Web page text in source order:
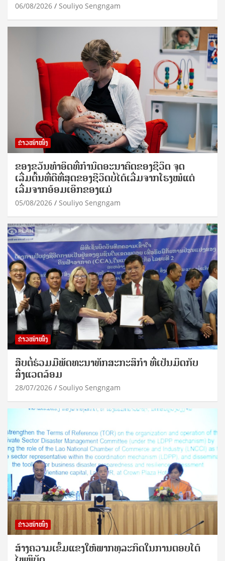
06/08/2026 Souliyo Sengngam
ຂ່າວໜ້າໜຶ່ງ
ຂອງຂວັນທໍາອິດທີ່ກໍານົດອະນາຄົດຂອງຊີວິດ ຈຸດ
ເລີ່ມຕົ້ນທີ່ດີທີ່ສຸດຂອງຊີວິດບໍ່ໄດ້ເລີ່ມຈາກໂຮງໝໍແຕ່
ເລີ່ມຈາກອ້ອມເອິກຂອງແມ່
05/08/2026 Souliyo Sengngam
ຂ່າວໜ້າໜຶ່ງ
ສືບຕໍ່ຮ່ວມມືພັດທະນາທັກສະກະສິກຳ ທີ່ເປັນມິດກັບ
ສິ່ງແວດລ້ອມ
28/07/2026 Souliyo Sengngam
ຂ່າວໜ້າໜຶ່ງ
ສ້າງຄວາມເຂັ້ມແຂງໃຫ້ພາກທຸລະກິດໃນການຕອບໂຕ້